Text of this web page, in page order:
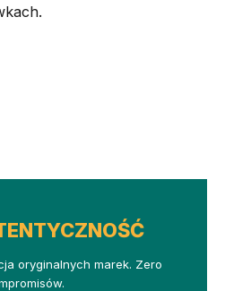
oryginalnych marek. Zero